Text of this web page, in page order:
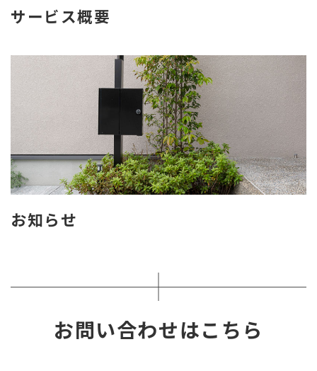
サービス概要
お知らせ
お問い合わせはこちら